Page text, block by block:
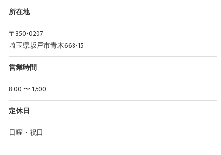
所在地
〒350-0207
埼玉県坂戸市青木668-15
営業時間
8:00 〜 17:00
定休日
日曜・祝日